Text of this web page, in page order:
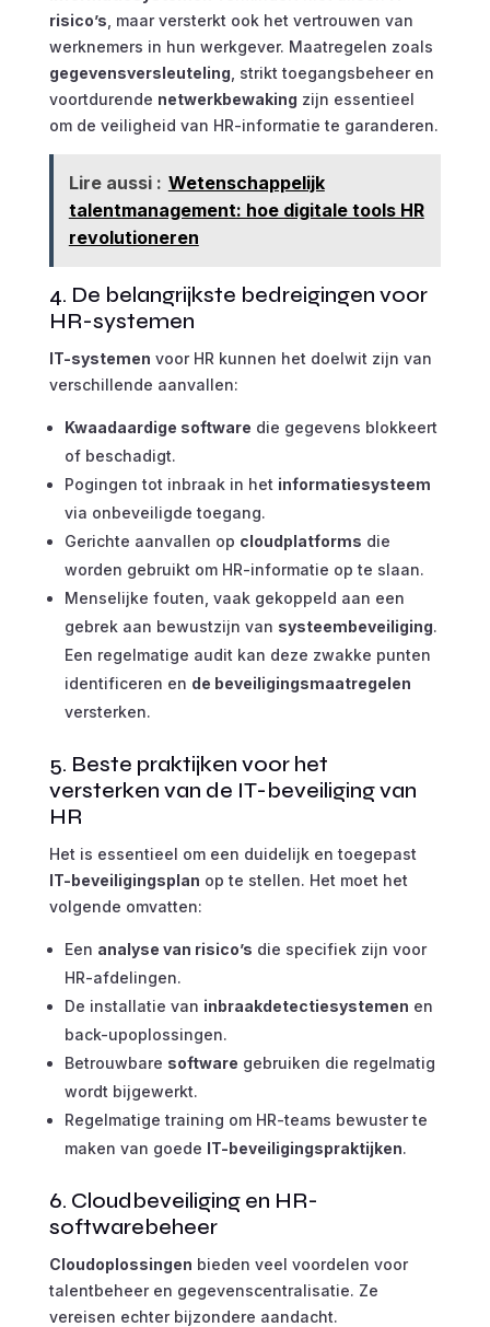
risico’s , maar versterkt ook het vertrouwen van
werknemers in hun werkgever. Maatregelen zoals
gegevensversleuteling , strikt toegangsbeheer en
voortdurende netwerkbewaking zijn essentieel
om de veiligheid van HR-informatie te garanderen.
Lire aussi : Wetenschappelijk
talentmanagement: hoe digitale tools HR
revolutioneren
4. De belangrijkste bedreigingen voor
HR-systemen
IT-systemen voor HR kunnen het doelwit zijn van
verschillende aanvallen:
Kwaadaardige software die gegevens blokkeert
of beschadigt.
Pogingen tot inbraak in het informatiesysteem
via onbeveiligde toegang.
Gerichte aanvallen op cloudplatforms die
worden gebruikt om HR-informatie op te slaan.
Menselijke fouten, vaak gekoppeld aan een
gebrek aan bewustzijn van systeembeveiliging.
Een regelmatige audit kan deze zwakke punten
identificeren en de beveiligingsmaatregelen
versterken.
5. Beste praktijken voor het
versterken van de IT-beveiliging van
HR
Het is essentieel om een duidelijk en toegepast
IT-beveiligingsplan op te stellen. Het moet het
volgende omvatten:
Een analyse van risico’s die specifiek zijn voor
HR-afdelingen.
De installatie van inbraakdetectiesystemen en
back-upoplossingen.
Betrouwbare software gebruiken die regelmatig
wordt bijgewerkt.
Regelmatige training om HR-teams bewuster te
maken van goede IT-beveiligingspraktijken.
6. Cloudbeveiliging en HR-
softwarebeheer
Cloudoplossingen bieden veel voordelen voor
talentbeheer en gegevenscentralisatie. Ze
vereisen echter bijzondere aandacht.